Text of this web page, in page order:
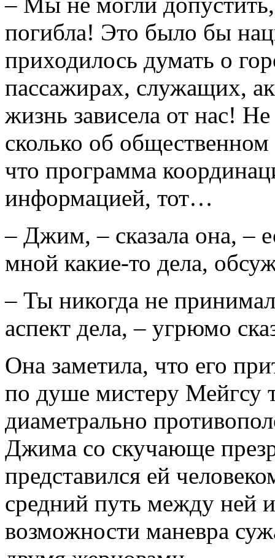
погибла! Это было бы
приходилось думать о
пассажирах, служащих,
жизнь зависела от нас!
сколько об
что программа
информацией, тот…
– Джим, – сказала она, –
мной какие-то дела,
– Ты никогда не
аспект дела, – угрюмо
Она заметила, что его
по душе мистеру Мейгсу
диаметрально
Джима со скучающе
представился ей
средний путь между ней
возможности маневра